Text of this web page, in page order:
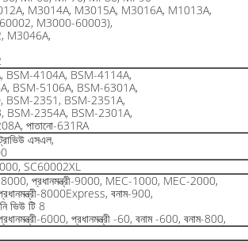
M3014A, M3015A, M3016A, M1013A,
M3000-60003),
M3046A,
BSM-4104A, BSM-4114A,
BSM-5106A, BSM-6301A,
BSM-2351, BSM-2351A,
BSM-2354A, BSM-2301A,
পাতানো-631RA
এসএল,
SC60002XL
8000, প্রধানমন্ত্রী-9000, MEC-1000, MEC-2000,
8000Express, বনাম-900,
ভিউ টি 8
6000, প্রধানমন্ত্রী -60, বনাম -600, বনাম-800,